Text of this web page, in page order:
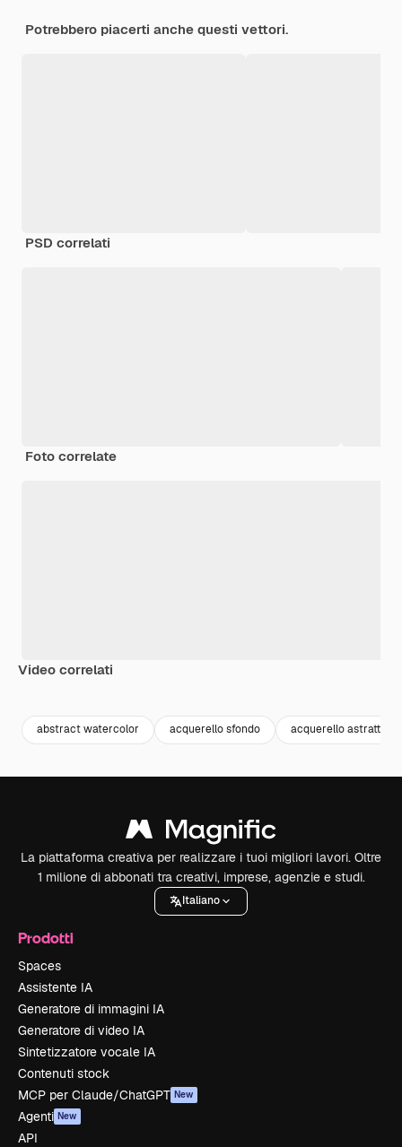
Potrebbero piacerti anche questi vettori.
PSD correlati
Foto correlate
Video correlati
abstract watercolor acquerello sfondo acquerello astratto
La piattaforma creativa per realizzare i tuoi migliori lavori. Oltre
1 milione di abbonati tra creativi, imprese, agenzie e studi.
Italiano
Prodotti
Spaces
Assistente IA
Generatore di immagini IA
Generatore di video IA
Sintetizzatore vocale IA
Contenuti stock
MCP per Claude/ChatGPT New
Agenti New
API